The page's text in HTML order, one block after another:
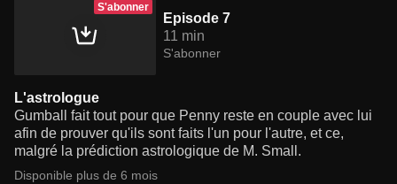
S'abonner
Episode 7
11 min
S'abonner
L'astrologue
Gumball fait tout pour que Penny reste en couple avec lui
afin de prouver qu'ils sont faits l'un pour l'autre, et ce,
malgré la prédiction astrologique de M. Small.
Disponible plus de 6 mois